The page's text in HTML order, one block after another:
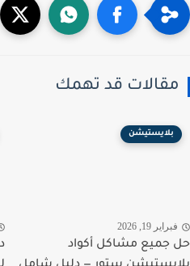
قد تهمك
بلايستيشن
19, 2026
جميع مشاكل أكواد